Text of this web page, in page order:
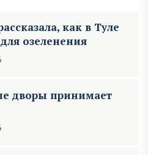
как в Туле
озеленения
дворы принимает